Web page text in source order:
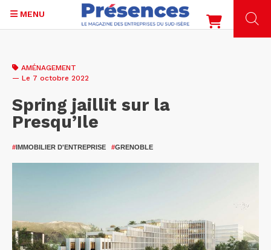
contenu
MENU
AMÉNAGEMENT
— Le 7 octobre 2022
Spring jaillit sur la
Presqu’Ile
#IMMOBILIER D'ENTREPRISE #GRENOBLE